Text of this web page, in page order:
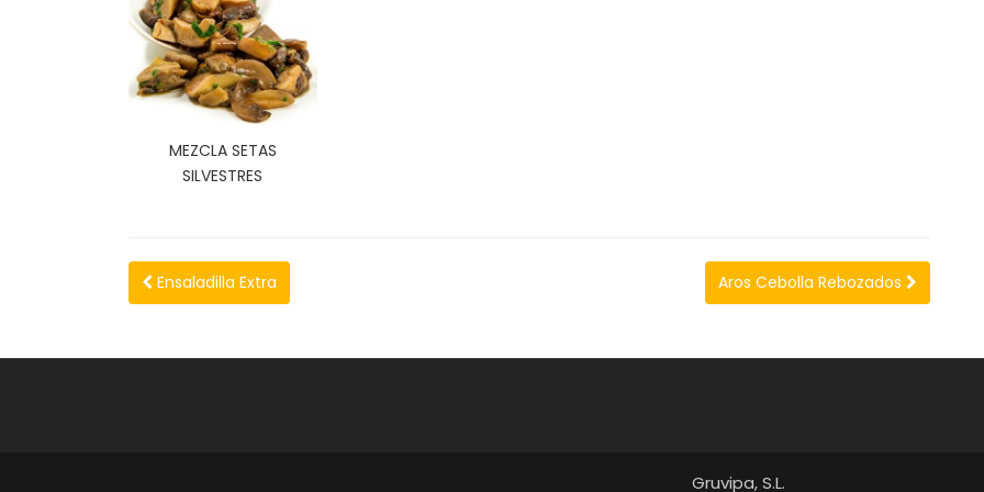
MEZCLA SETAS
SILVESTRES
Ensaladilla Extra Aros Cebolla Rebozados
Gruvipa, S.L.